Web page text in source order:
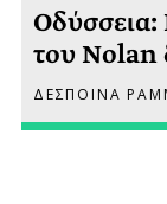
Οδύσσεια:
του Nolan
ΔΕΣΠΟΙΝΑ